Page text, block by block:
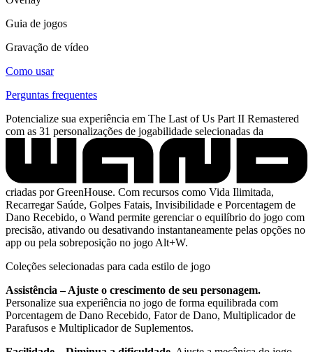
Guia de jogos
Gravação de vídeo
Como usar
Perguntas frequentes
Potencialize sua experiência em The Last of Us Part II Remastered
com as 31 personalizações de jogabilidade selecionadas da
criadas por GreenHouse. Com recursos como Vida Ilimitada,
Recarregar Saúde, Golpes Fatais, Invisibilidade e Porcentagem de
Dano Recebido, o Wand permite gerenciar o equilíbrio do jogo com
precisão, ativando ou desativando instantaneamente pelas opções no
app ou pela sobreposição no jogo Alt+W.
Coleções selecionadas para cada estilo de jogo
Assistência – Ajuste o crescimento de seu personagem.
Personalize sua experiência no jogo de forma equilibrada com
Porcentagem de Dano Recebido, Fator de Dano, Multiplicador de
Parafusos e Multiplicador de Suplementos.